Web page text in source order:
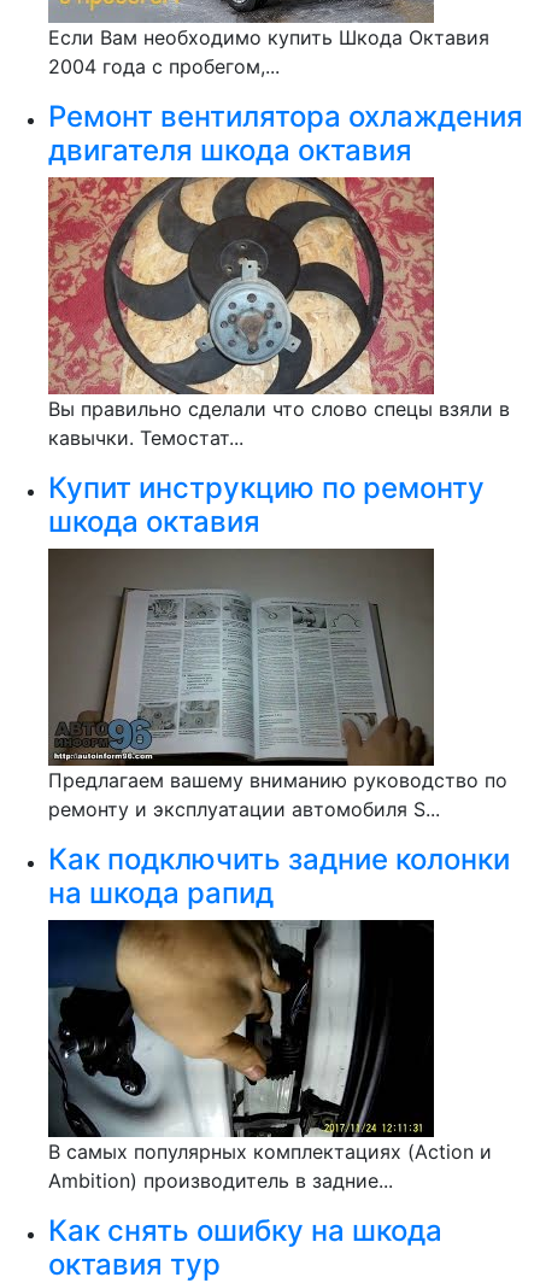
Если Вам необходимо купить Шкода Октавия
2004 года с пробегом,...
Ремонт вентилятора охлаждения
двигателя шкода октавия
Вы правильно сделали что слово спецы взяли в
кавычки. Темостат...
Купит инструкцию по ремонту
шкода октавия
Предлагаем вашему вниманию руководство по
ремонту и эксплуатации автомобиля S...
Как подключить задние колонки
на шкода рапид
В самых популярных комплектациях (Action и
Ambition) производитель в задние...
Как снять ошибку на шкода
октавия тур